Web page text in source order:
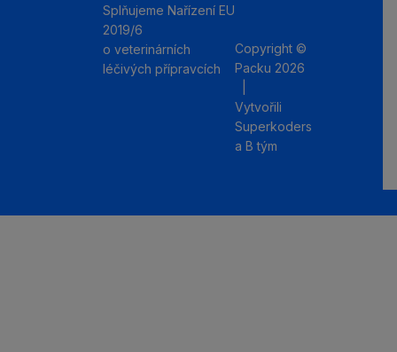
Splňujeme Nařízení EU
2019/6
o veterinárních
léčivých přípravcích
Copyright ©
Packu 2026
Vytvořili
Superkoders
a B tým